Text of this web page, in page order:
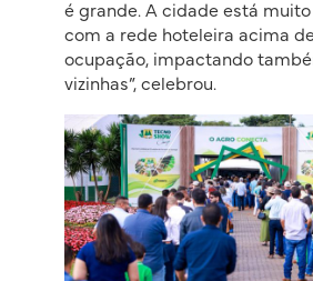
é grande. A cidade está
com a rede hoteleira acima
ocupação, impactando
vizinhas”, celebrou.